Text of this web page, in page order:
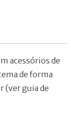
acessórios de
de forma
(ver guia de